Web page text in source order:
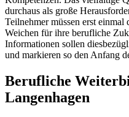
durchaus als große
Teilnehmer müssen erst
Weichen für ihre berufliche
Informationen sollen
und markieren so den Anfang
Berufliche
Langenhagen